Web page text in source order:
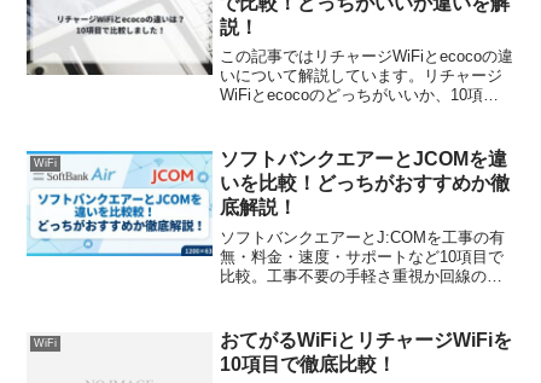
説！
この記事ではリチャージWiFiとecocoの違
いについて解説しています。リチャージ
WiFiとecocoのどっちがいいか、10項目
リチャージWiFiを、車などでも使い、
通...
WiFi
ソフトバンクエアーとJCOMを違
いを比較！どっちがおすすめか徹
底解説！
ソフトバンクエアーとJ:COMを工事の有
無・料金・速度・サポートなど10項目で
比較。工事不要の手軽さ重視か回線の安
やすく解説します。
WiFi
おてがるWiFiとリチャージWiFiを
10項目で徹底比較！